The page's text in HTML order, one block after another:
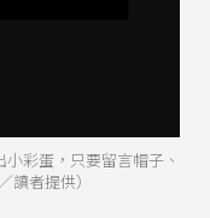
彩蛋，只要留言帽子、
者提供）